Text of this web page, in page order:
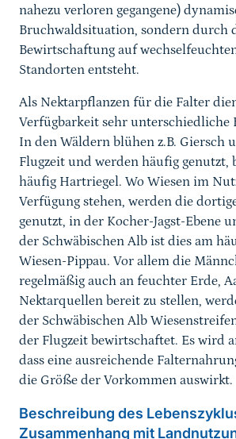
nahezu verloren gegangene)
Bruchwaldsituation, sondern durch
Bewirtschaftung auf
Standorten entsteht.
Als Nektarpflanzen für die Falter
Verfügbarkeit sehr unterschiedliche
In den Wäldern blühen z.B. Giersch
Flugzeit und werden häufig genutzt,
häufig Hartriegel. Wo Wiesen im
Verfügung stehen, werden die
genutzt, in der Kocher-Jagst-Ebene
der Schwäbischen Alb ist dies am
Wiesen-Pippau. Vor allem die
regelmäßig auch an feuchter Erde,
Nektarquellen bereit zu stellen,
der Schwäbischen Alb
der Flugzeit bewirtschaftet. Es wird
dass eine ausreichende
die Größe der Vorkommen auswirkt.
Beschreibung des
Zusammenhang mit